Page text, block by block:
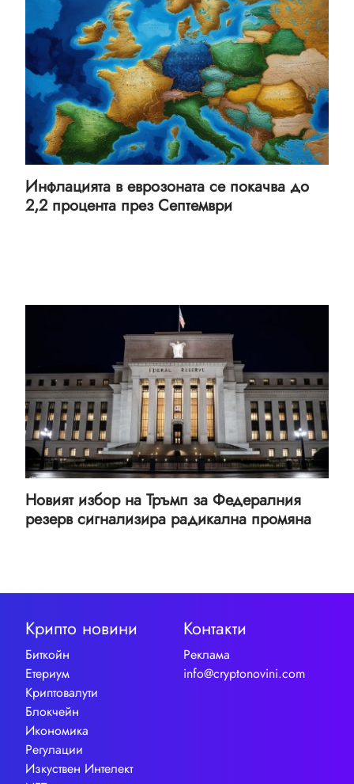
Инфлацията в еврозоната се покачва до
2,2 процента през Септември
Новият избор на Тръмп за Федералния
резерв сигнализира радикална промяна
Крипто новини
Биткойн
Етериум
Криптовалути
Блокчейн
Икономика
Регулации
Изкуствен Интелект
Контакти
Реклама
info@cryptonovini.com